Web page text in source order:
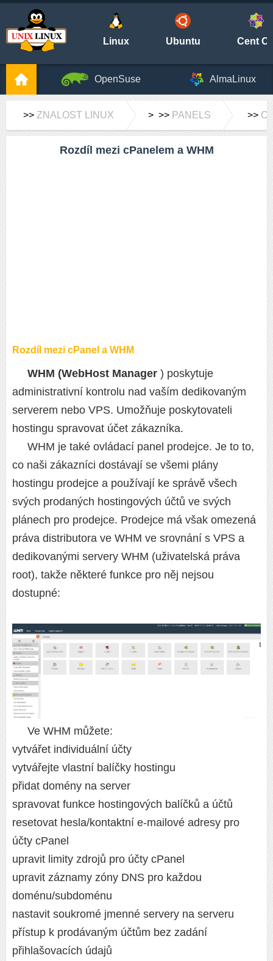
Linux Ubuntu Cent
OpenSuse AlmaLinux
>> ZNALOST LINUX > >> PANELS >>
Rozdíl mezi cPanelem a WHM
Rozdíl mezi cPanel a WHM
WHM (WebHost Manager ) poskytuje
administrativní kontrolu nad vaším dedikovaným
serverem nebo VPS. Umožňuje poskytovateli
hostingu spravovat účet zákazníka.
WHM je také ovládací panel prodejce. Je to to,
co naši zákazníci dostávají se všemi plány
hostingu prodejce a používají ke správě všech
svých prodaných hostingových účtů ve svých
plánech pro prodejce. Prodejce má však omezená
práva distributora ve WHM ve srovnání s VPS a
dedikovanými servery WHM (uživatelská práva
root), takže některé funkce pro něj nejsou
dostupné:
Ve WHM můžete:
vytvářet individuální účty
vytvářejte vlastní balíčky hostingu
přidat domény na server
spravovat funkce hostingových balíčků a účtů
resetovat hesla/kontaktní e-mailové adresy pro
účty cPanel
upravit limity zdrojů pro účty cPanel
upravit záznamy zóny DNS pro každou
doménu/subdoménu
nastavit soukromé jmenné servery na serveru
přístup k prodávaným účtům bez zadání
přihlašovacích údajů